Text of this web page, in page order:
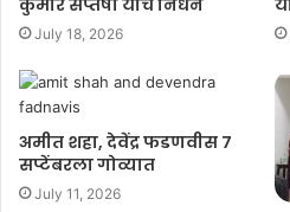
July 18, 2026
अमीत शहा, देवेंद्र फडणवीस ७
सप्टेंबरला गोव्यात
July 11, 2026